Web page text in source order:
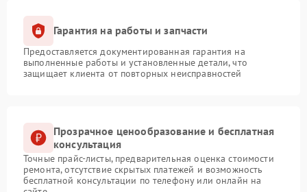
Гарантия на работы и запчасти
Предоставляется документированная гарантия на
выполненные работы и установленные детали, что
защищает клиента от повторных неисправностей
Прозрачное ценообразование и бесплатная
консультация
Точные прайс-листы, предварительная оценка стоимости
ремонта, отсутствие скрытых платежей и возможность
бесплатной консультации по телефону или онлайн на